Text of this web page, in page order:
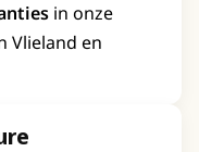
in onze
Vlieland en